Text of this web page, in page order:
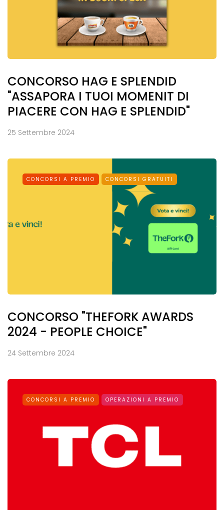
CONCORSO HAG E SPLENDID
"ASSAPORA I TUOI MOMENIT DI
PIACERE CON HAG E SPLENDID"
25 Settembre 2024
CONCORSI A PREMIO CONCORSI GRATUITI
CONCORSO "THEFORK AWARDS
2024 - PEOPLE CHOICE"
24 Settembre 2024
CONCORSI A PREMIO OPERAZIONI A PREMIO